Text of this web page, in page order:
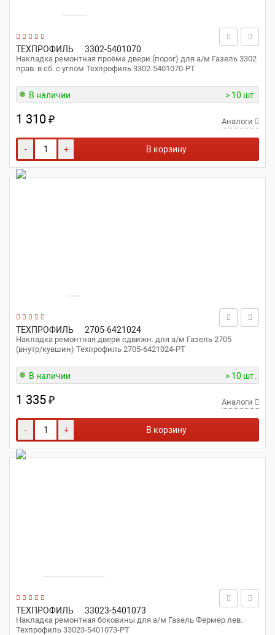
ТЕХПРОФИЛЬ 3302-5401070
Накладка ремонтная проёма двери (порог) для а/м Газель 3302
прав. в сб. с углом Техпрофиль 3302-5401070-РТ
В наличии > 10 шт.
1 310₽ Аналоги
- + В корзину
ТЕХПРОФИЛЬ 2705-6421024
Накладка ремонтная двери сдвижн. для а/м Газель 2705
(внутр/кувшин) Техпрофиль 2705-6421024-РТ
В наличии > 10 шт.
1 335₽ Аналоги
- + В корзину
ТЕХПРОФИЛЬ 33023-5401073
Накладка ремонтная боковины для а/м Газель Фермер лев.
Техпрофиль 33023-5401073-РТ